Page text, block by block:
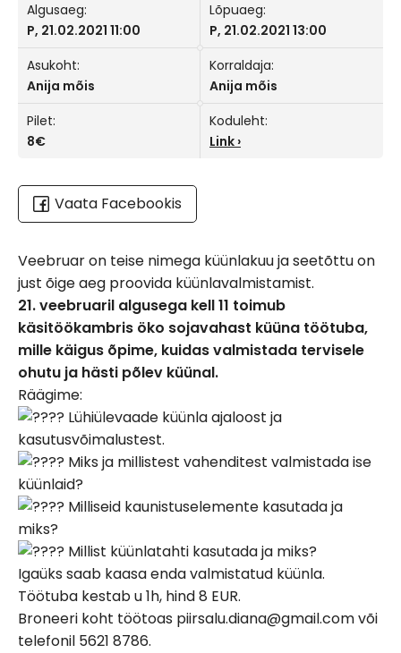
Algusaeg:
P, 21.02.2021 11:00
Lõpuaeg:
P, 21.02.2021 13:00
Asukoht:
Anija mõis
Korraldaja:
Anija mõis
Pilet:
8€
Koduleht:
Link
Vaata Facebookis
Veebruar on teise nimega küünlakuu ja seetõttu on
just õige aeg proovida küünlavalmistamist.
21. veebruaril algusega kell 11 toimub
käsitöökambris öko sojavahast küüna töötuba,
mille käigus õpime, kuidas valmistada tervisele
ohutu ja hästi põlev küünal.
Räägime:
Lühiülevaade küünla ajaloost ja
kasutusvõimalustest.
Miks ja millistest vahenditest valmistada ise
küünlaid?
Milliseid kaunistuselemente kasutada ja
miks?
Millist küünlatahti kasutada ja miks?
Igaüks saab kaasa enda valmistatud küünla.
Töötuba kestab u 1h, hind 8 EUR.
Broneeri koht töötoas piirsalu.diana@gmail.com või
telefonil 5621 8786.